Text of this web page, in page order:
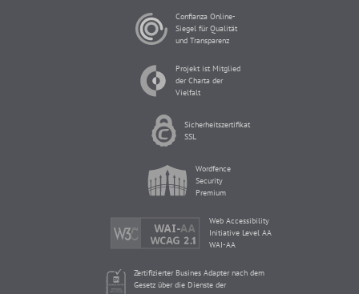
Confianza Online-
Siegel für Qualität
und Transparenz
Projekt ist Mitglied
der Charta der
Vielfalt
Sicherheitszertifikat
SSL
Wordfence
Security
Premium
Web Accessibility
Initiative Level AA
WAI-AA
Zertifizierter Busines Adapter nach dem
Gesetz über die Dienste der